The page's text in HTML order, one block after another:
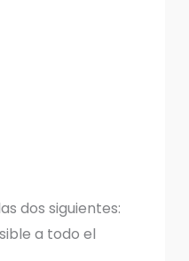
dos siguientes:
a todo el